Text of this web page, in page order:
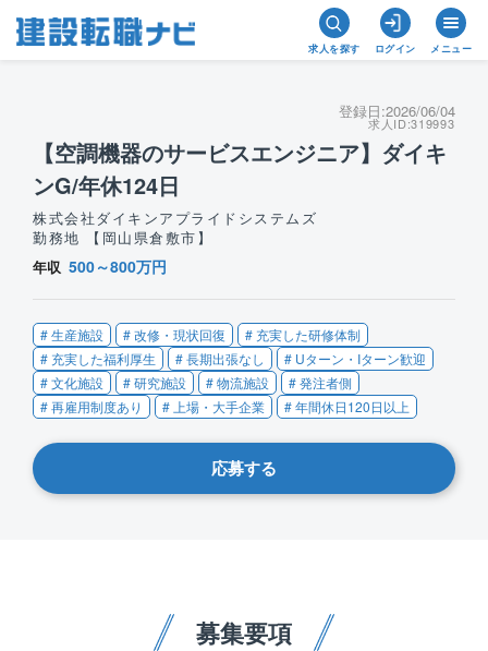
求人を探す ログイン メニュー
登録日:2026/06/04
求人ID:319993
【空調機器のサービスエンジニア】ダイキ
ンG/年休124日
株式会社ダイキンアプライドシステムズ
勤務地 【岡山県倉敷市】
年収 500～800万円
# 生産施設 # 改修・現状回復
# 充実した研修体制
# 充実した福利厚生
# 長期出張なし
# Uターン・Iターン歓迎
# 文化施設
# 研究施設 # 物流施設
# 発注者側
# 再雇用制度あり
# 上場・大手企業 # 年間休日120日以上
応募する
募集要項